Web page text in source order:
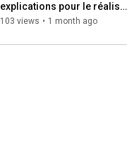
explications pour le réaliser
à votre tour
103 views • 1 month ago